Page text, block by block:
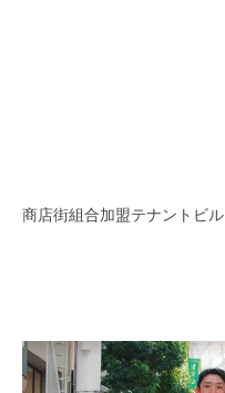
商店街組合加盟テナントビル